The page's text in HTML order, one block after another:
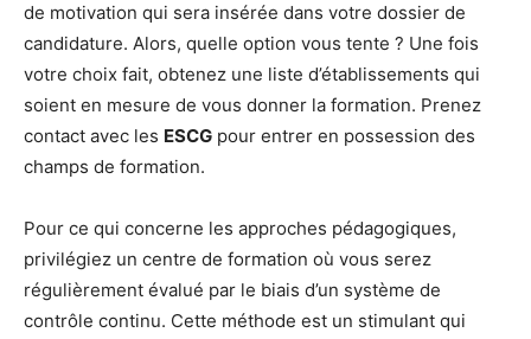
de motivation qui sera insérée dans votre dossier de
candidature. Alors, quelle option vous tente ? Une fois
votre choix fait, obtenez une liste d’établissements qui
soient en mesure de vous donner la formation. Prenez
contact avec les ESCG pour entrer en possession des
champs de formation.
Pour ce qui concerne les approches pédagogiques,
privilégiez un centre de formation où vous serez
régulièrement évalué par le biais d’un système de
contrôle continu. Cette méthode est un stimulant qui